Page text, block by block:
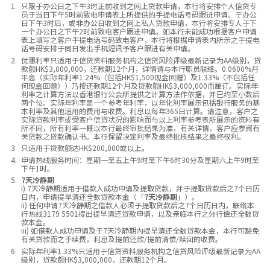
只限于办公日之下午3时正前收到之网上贷款申请，本行将安排个人信贷专
员于当日下午5时前致电申请表上所提供的手提电话号码跟进申请。于办公
日下午3时后，或非办公日收到之网上私人贷款申请，本行将安排专人于下
一个办公日之下午2时前致电客户跟进申请。如本行未能成功根据客户申请
表上填写之客户手提电话号码致电客户，本行将根据申请表内所示之手提电
话号码安排于同日发出手机短讯予客户跟进有关申请。
优惠利率只适用于信贷资料服务机构之信贷风险评级最新记录为AA级别，贷
款额HK$3,000,000，还款期12个月，详情请与本行职员联络。0.0600%月
平息（实际年利率1.24%（包括HK$1,500现金回赠）及1.33%（不包括任
何现金回赠））乃按还款期12个月及贷款额HK$3,000,000而厘订。实际年
利率之计算方法以香港银行公会所提供之计算方法作依据，并已约至小数后
两个位。实际年利率是一个参考年利率，以年化利率展示包括银行服务的基
本利率及其他适用的费用与收费。利息以每年365日计算。请注意，客户之
实际贷款利率或受客户信贷状况的影响而与以上利率参考表所展示的资料有
所不同，所有利率一概以本行最终审批结果为准，有关详情，客户应参阅有
关贷款之贷款确认书。本行保留决定利率及最终批核结果之最终权利。
只适用于贷款额达HK$200,000或以上。
申请热线服务时间：星期一至五上午9时至下午6时30分及星期六上午9时至
下午1时。
7天冷静期
i) 7天冷静期适用于借款人成功申请及提取贷款，并于提取贷款后之7个日历
日内，申请提早清还全数贷款本金（「7天冷静期」）。
ii) 任何申请7天冷静期之借款人必须于提取贷款后之7个日历日内，联络本
行热线3179 5501提出提早清还贷款申请，以及亲临本行之分行偿还全数贷
款本金。
iii) 如借款人成功申请及于7天冷静期内提早清还全数贷款本金，本行可豁免
有关贷款而之手续费，利息及提前还款/提前清偿/赎回的收费。
实际年利率1.33%只适用于信贷资料服务机构之信贷风险评级最新记录为AA
级别，贷款额HK$3,000,000，还款期12个月。